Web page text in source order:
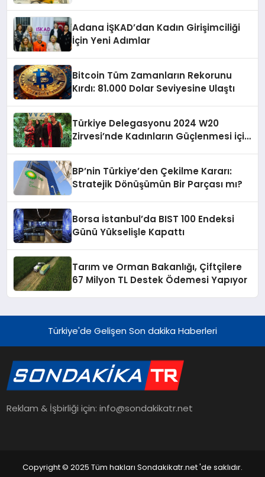
Adana İŞKAD’dan Kadın Girişimciliği
İçin Yeni Adımlar
Bitcoin Tüm Zamanların Rekorunu
Kırdı: 81.000 Dolar Seviyesine Ulaştı
Türkiye Delegasyonu 2024 W20
Zirvesi’nde Kadınların Güçlenmesi için
BP’nin Türkiye’den Çekilme Kararı:
Stratejik Dönüşümün Bir Parçası mı?
Borsa İstanbul’da BIST 100 Endeksi
Günü Yükselişle Kapattı
Tarım ve Orman Bakanlığı, Çiftçilere
67 Milyon TL Destek Ödemesi Yapıyor
Türkiye'de Gelişen Son dakika Haberleri
Reklam & İşbirliği için: info@sondakikatr.net
Copyright © 2025 Tüm hakları Sondakikatr.net 'de saklıdır.